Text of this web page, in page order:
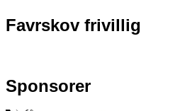
Favrskov frivillig
Sponsorer